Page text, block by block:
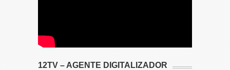
12TV – AGENTE DIGITALIZADOR